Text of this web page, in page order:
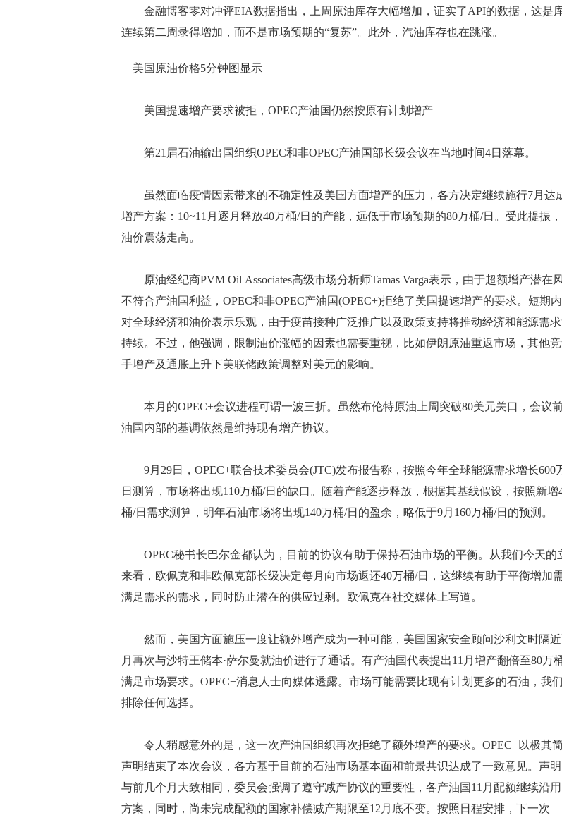
金融博客零对冲评EIA数据指出，上周原油库存大幅增加，证实了API的数据，这是
连续第二周录得增加，而不是市场预期的“复苏”。此外，汽油库存也在跳涨。
美国原油价格5分钟图显示
美国提速增产要求被拒，OPEC产油国仍然按原有计划增产
第21届石油输出国组织OPEC和非OPEC产油国部长级会议在当地时间4日落幕。
虽然面临疫情因素带来的不确定性及美国方面增产的压力，各方决定继续施行7月达
增产方案：10~11月逐月释放40万桶/日的产能，远低于市场预期的80万桶/日。受此提振
油价震荡走高。
原油经纪商PVM Oil Associates高级市场分析师Tamas Varga表示，由于超额增产潜在
不符合产油国利益，OPEC和非OPEC产油国(OPEC+)拒绝了美国提速增产的要求。短期
对全球经济和油价表示乐观，由于疫苗接种广泛推广以及政策支持将推动经济和能源需
持续。不过，他强调，限制油价涨幅的因素也需要重视，比如伊朗原油重返市场，其他
手增产及通胀上升下美联储政策调整对美元的影响。
本月的OPEC+会议进程可谓一波三折。虽然布伦特原油上周突破80美元关口，会议
油国内部的基调依然是维持现有增产协议。
9月29日，OPEC+联合技术委员会(JTC)发布报告称，按照今年全球能源需求增长600
日测算，市场将出现110万桶/日的缺口。随着产能逐步释放，根据其基线假设，按照新增
桶/日需求测算，明年石油市场将出现140万桶/日的盈余，略低于9月160万桶/日的预测。
OPEC秘书长巴尔金都认为，目前的协议有助于保持石油市场的平衡。从我们今天的
来看，欧佩克和非欧佩克部长级决定每月向市场返还40万桶/日，这继续有助于平衡增加
满足需求的需求，同时防止潜在的供应过剩。欧佩克在社交媒体上写道。
然而，美国方面施压一度让额外增产成为一种可能，美国国家安全顾问沙利文时隔
月再次与沙特王储本·萨尔曼就油价进行了通话。有产油国代表提出11月增产翻倍至80万
满足市场要求。OPEC+消息人士向媒体透露。市场可能需要比现有计划更多的石油，我
排除任何选择。
令人稍感意外的是，这一次产油国组织再次拒绝了额外增产的要求。OPEC+以极其
声明结束了本次会议，各方基于目前的石油市场基本面和前景共识达成了一致意见。声
与前几个月大致相同，委员会强调了遵守减产协议的重要性，各产油国11月配额继续沿用
方案，同时，尚未完成配额的国家补偿减产期限至12月底不变。按照日程安排，下一次